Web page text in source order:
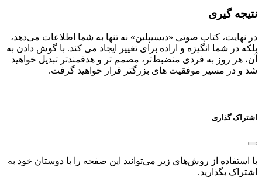
نتیجه گیری
در نهایت، کتاب صوتی «دیسیپلین» نه تنها به شما اطلاعات می‌دهد،
بلکه در شما انگیزه و اراده برای تغییر ایجاد می‌ کند. با گوش دادن به
آن، هر روز به فردی منضبط‌تر، مصمم‌ تر و هدفمندتر تبدیل خواهید
شد و در مسیر موفقیت‌ های بزرگتر قرار خواهید گرفت.
اشتراک گذاری
با استفاده از روش‌های زیر می‌توانید این صفحه را با دوستان خود به
اشتراک بگذارید.